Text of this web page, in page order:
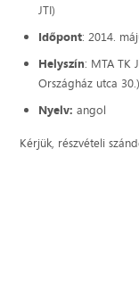
JTI)
Időpont: 2014.
Helyszín: MTA TK
Országház utca 30.)
Nyelv: angol
Kérjük, részvételi